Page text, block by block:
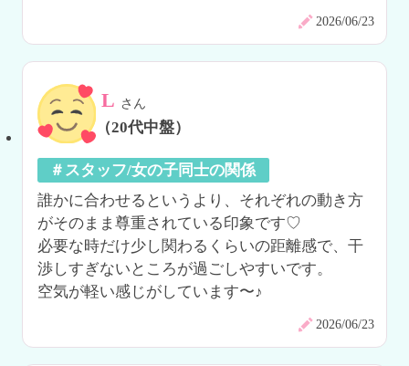
2026/06/23
L さん
（20代中盤）
＃スタッフ/女の子同士の関係
誰かに合わせるというより、それぞれの動き方
がそのまま尊重されている印象です♡
必要な時だけ少し関わるくらいの距離感で、干
渉しすぎないところが過ごしやすいです。
空気が軽い感じがしています〜♪
2026/06/23